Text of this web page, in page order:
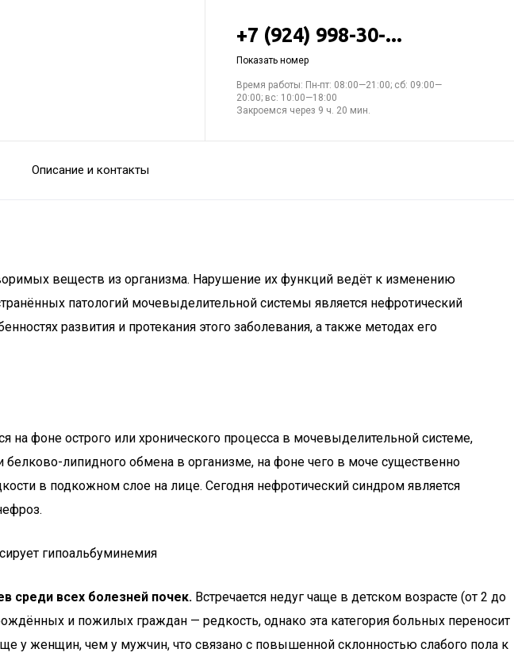
+7 (924) 998-30-...
Показать номер
Время работы: Пн-пт: 08:00—21:00; сб: 09:00—
20:00; вс: 10:00—18:00
Закроемся через 9 ч. 20 мин.
Описание и контакты
веществ из организма. Нарушение их функций ведёт к изменению
патологий мочевыделительной системы является нефротический
развития и протекания этого заболевания, а также методах его
фоне острого или хронического процесса в мочевыделительной системе,
липидного обмена в организме, на фоне чего в моче существенно
в подкожном слое на лице. Сегодня нефротический синдром является
гипоальбуминемия
среди всех болезней почек. Встречается недуг чаще в детском возрасте (от 2 до
и пожилых граждан — редкость, однако эта категория больных переносит
у женщин, чем у мужчин, что связано с повышенной склонностью слабого пола к